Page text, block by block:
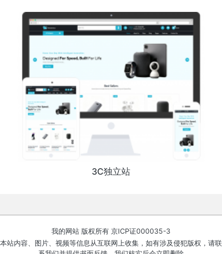
3C独立站
我的网站 版权所有 京ICP证000035-3
本站内容、图片、视频等信息从互联网上收集，如有涉及侵犯版权，请联